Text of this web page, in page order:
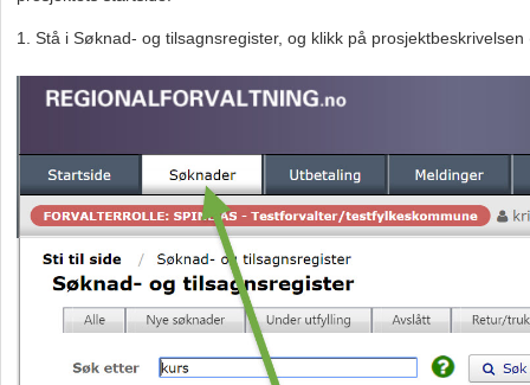
1. Stå i Søknad- og tilsagnsregister, og klikk på